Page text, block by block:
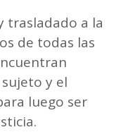
trasladado a la
de todas las
y el
luego ser